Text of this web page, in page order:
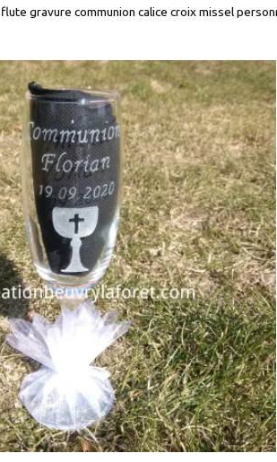
flute gravure communion calice croix missel